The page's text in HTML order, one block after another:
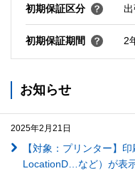
初期保証区分
初期保証期間 2
お知らせ
2025年2月21日
【対象：プリンター】
LocationD…など）が表